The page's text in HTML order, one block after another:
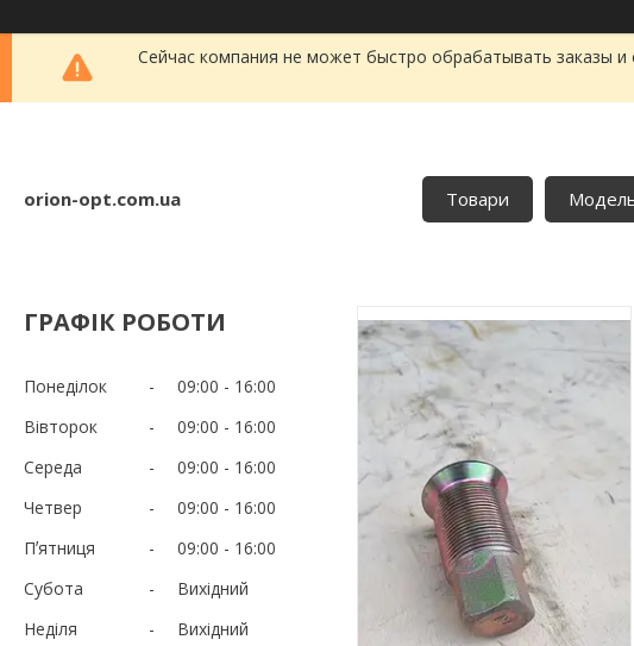
Сейчас компания не может быстро обрабатывать заказы
orion-opt.com.ua Товари
ГРАФІК РОБОТИ
Понеділок 09:00
16:00
Вівторок
09:00
16:00
Середа
09:00
16:00
Четвер
09:00
16:00
Пʼятниця
09:00
16:00
Субота
Вихідний
Неділя
Вихідний